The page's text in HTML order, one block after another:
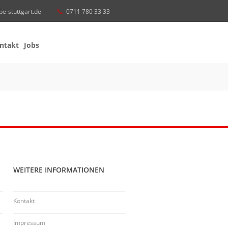
stuttgart.de 0711 780 33 33
Jobs
WEITERE INFORMATIONEN
Kontakt
Impressum